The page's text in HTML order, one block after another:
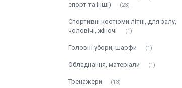
спорт та інші)
23
Спортивні костюми літні, для залу,
чоловічі, жіночі
1
Головні убори, шарфи 1
Обладнання, матеріали 1
Тренажери 13